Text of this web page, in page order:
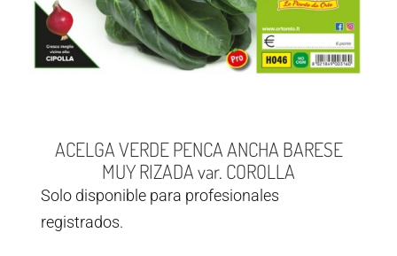
ACELGA VERDE PENCA ANCHA BARESE
MUY RIZADA var. COROLLA
Solo disponible para profesionales
registrados.